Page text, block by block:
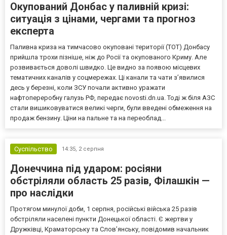
Окупований Донбас у паливній кризі:
ситуація з цінами, чергами та прогноз
експерта
Паливна криза на тимчасово окуповані території (ТОТ) Донбасу
прийшла трохи пізніше, ніж до Росії та окупованого Криму. Але
розвивається доволі швидко. Це видно за появою місцевих
тематичних каналів у соцмережах. Ці канали та чати з’явилися
десь у березні, коли ЗСУ почали активно уражати
нафтопереробну галузь РФ, передає novosti.dn.ua. Тоді ж біля АЗС
стали вишиковуватися великі черги, були введені обмеження на
продаж бензину. Ціни на пальне та на переоблад...
Суспільство 14:35, 2 серпня
Донеччина під ударом: росіяни
обстріляли область 25 разів, Філашкін —
про наслідки
Протягом минулої доби, 1 серпня, російські війська 25 разів
обстріляли населені пункти Донецької області. Є жертви у
Дружківці, Краматорську та Слов’янську, повідомив начальник